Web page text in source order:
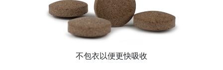
不包衣以便更快吸收